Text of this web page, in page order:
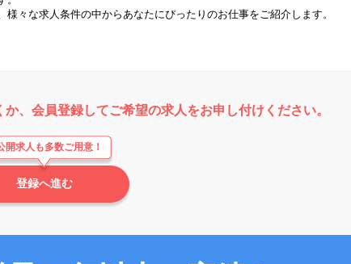
々な求人条件の中からあなたにぴったりのお仕事をご紹介します。
、 会員登録してご希望の求人をお申し付けください。
開求人も多数ご用意！
登録へ進む